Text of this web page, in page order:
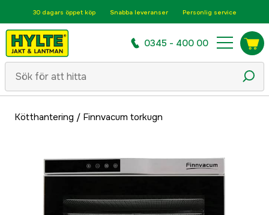
30 dagars öppet köp Snabba leveranser Personlig service
0345 - 400 00
Kötthantering / Finnvacum torkugn